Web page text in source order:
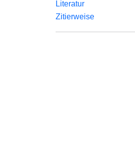
Literatur
Zitierweise